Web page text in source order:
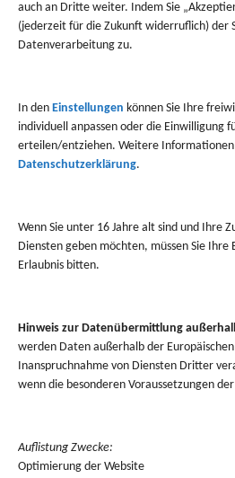
auch an Dritte weiter. Indem Sie
(jederzeit für die Zukunft widerruflich) der
Datenverarbeitung zu.
In den Einstellungen können Sie Ihre
individuell anpassen oder die Einwilligung
erteilen/entziehen. Weitere Informationen
Datenschutzerklärung.
Wenn Sie unter 16 Jahre alt sind und Ihre
Diensten geben möchten, müssen Sie Ihre
Erlaubnis bitten.
Hinweis zur Datenübermittlung
werden Daten außerhalb der
Inanspruchnahme von Diensten Dritter
wenn die besonderen Voraussetzungen
Auflistung Zwecke:
Optimierung der Website
1/27
Sie haben
Wir beraten Sie gerne